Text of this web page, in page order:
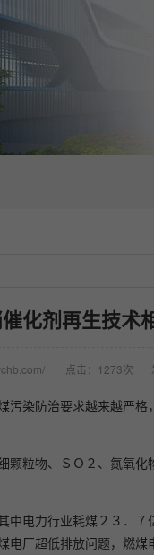
化剂再生技术
点击：1273次
染防治要求越来越严
颗粒物、ＳＯ２、氮氧
中电力行业耗煤２３．
厂超低排放问题，燃